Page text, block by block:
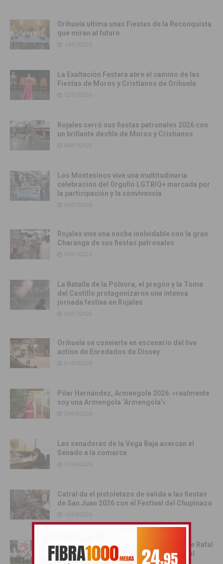
Orihuela ultima unas Fiestas de la Reconquista
que miran al futuro
14/07/2026
La Exaltación Festera abre el camino de las
Fiestas de Moros y Cristianos de Orihuela
12/07/2026
Rojales cerró sus fiestas patronales 2026 con
un brillante desfile de Moros y Cristianos
06/07/2026
Los Montesinos vive una multitudinaria
celebración del Orgullo LGTBIQ+ marcada por
la participación y la convivencia
06/07/2026
Rojales vive una noche inolvidable con la gran
Charanga de sus fiestas patronales
05/07/2026
La Batalla de la Pólvora, el pregón y la Toma
del Castillo protagonizaron una intensa
jornada festiva en Rojales
03/07/2026
Orihuela se convierte en escenario del live
action de Enredados de Disney
01/07/2026
Pilar Hernández, Armengola 2026: «realmente
soy una Armengola ‘Armengola'»
29/06/2026
Las senadoras de la Vega Baja acercan el
Senado a la comarca
17/06/2026
Catral da el pistoletazo de salida a las fiestas
de San Juan 2026 con el Festival del Chupinazo
13/06/2026
Rafal celebra la tercera edición del Día de Rafal
con historia, cultura y convivencia vecinal